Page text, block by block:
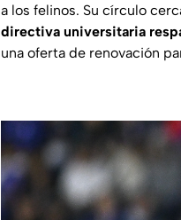
a los felinos. Su círculo
directiva universitaria
una oferta de renovación